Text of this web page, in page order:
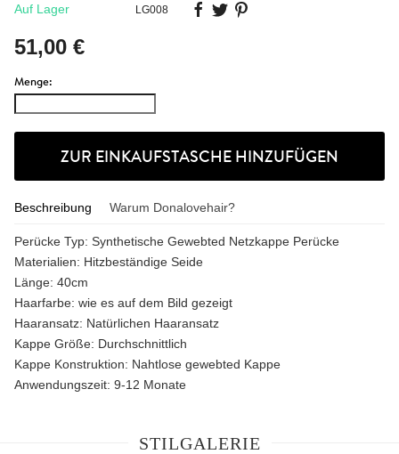
Auf Lager LG008
51,00 €
Menge:
ZUR EINKAUFSTASCHE HINZUFÜGEN
Beschreibung Warum Donalovehair?
Perücke Typ: Synthetische Gewebted Netzkappe Perücke
Materialien: Hitzbeständige Seide
Länge: 40cm
Haarfarbe: wie es auf dem Bild gezeigt
Haaransatz: Natürlichen Haaransatz
Kappe Größe: Durchschnittlich
Kappe Konstruktion: Nahtlose gewebted Kappe
Anwendungszeit: 9-12 Monate
STILGALERIE